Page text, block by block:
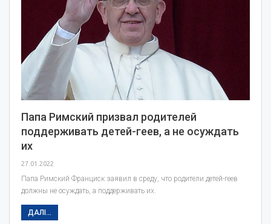
Папа Римский призвал родителей
поддерживать детей-геев, а не осуждать
их
27.01.2022
Папа Римский Франциск заявил в среду, что родители детей-геев
должны не осуждать, а поддерживать их.
ДАЛІ...